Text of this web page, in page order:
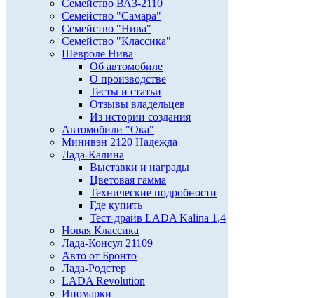
Семейство ВАЗ-2110
Семейство "Самара"
Семейство "Нива"
Семейство "Классика"
Шевроле Нива
Об автомобиле
О производстве
Тесты и статьи
Отзывы владельцев
Из истории создания
Автомобили "Ока"
Минивэн 2120 Надежда
Лада-Калина
Выставки и награды
Цветовая гамма
Технические подробности
Где купить
Тест-драйв LADA Kalina 1,4
Новая Классика
Лада-Консул 21109
Авто от Бронто
Лада-Родстер
LADA Revolution
Иномарки